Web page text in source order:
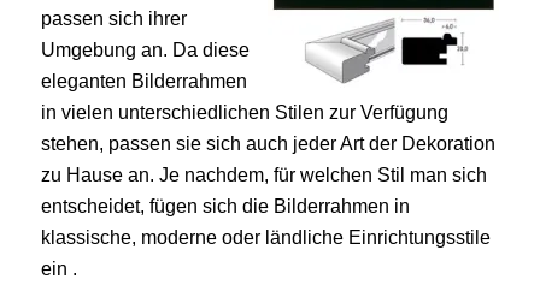
passen sich ihrer
Umgebung an. Da diese
eleganten Bilderrahmen
in vielen unterschiedlichen Stilen zur Verfügung
stehen, passen sie sich auch jeder Art der Dekoration
zu Hause an. Je nachdem, für welchen Stil man sich
entscheidet, fügen sich die Bilderrahmen in
klassische, moderne oder ländliche Einrichtungsstile
ein .